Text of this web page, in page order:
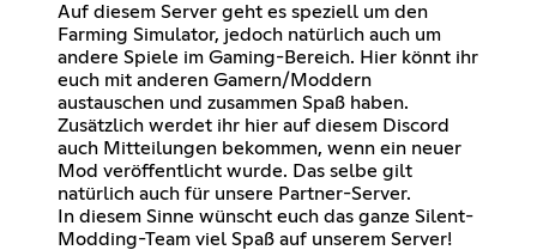
Auf diesem Server geht es speziell um den
Farming Simulator, jedoch natürlich auch um
andere Spiele im Gaming-Bereich. Hier könnt ihr
euch mit anderen Gamern/Moddern
austauschen und zusammen Spaß haben.
Zusätzlich werdet ihr hier auf diesem Discord
auch Mitteilungen bekommen, wenn ein neuer
Mod veröffentlicht wurde. Das selbe gilt
natürlich auch für unsere Partner-Server.
In diesem Sinne wünscht euch das ganze Silent-
Modding-Team viel Spaß auf unserem Server!